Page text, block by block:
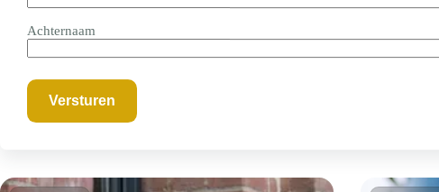
Achternaam